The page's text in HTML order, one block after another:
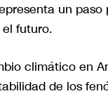
un
futuro.
climático en
de los